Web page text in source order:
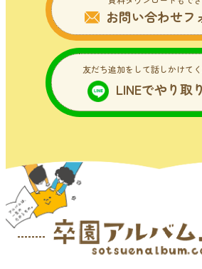
お問い合わせフ
友だち追加をして話しかけてく
LINEでやり取